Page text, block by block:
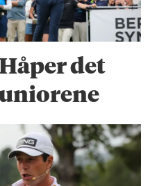
det